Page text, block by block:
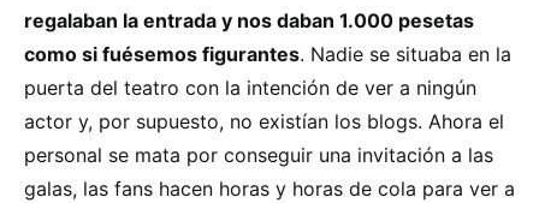
regalaban la entrada y nos daban 1.000 pesetas
como si fuésemos figurantes. Nadie se situaba en la
puerta del teatro con la intención de ver a ningún
actor y, por supuesto, no existían los blogs. Ahora el
personal se mata por conseguir una invitación a las
galas, las fans hacen horas y horas de cola para ver a